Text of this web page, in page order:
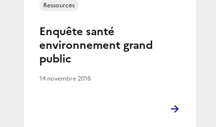
Enquête santé
environnement grand
public
Ressources
14 novembre 2016